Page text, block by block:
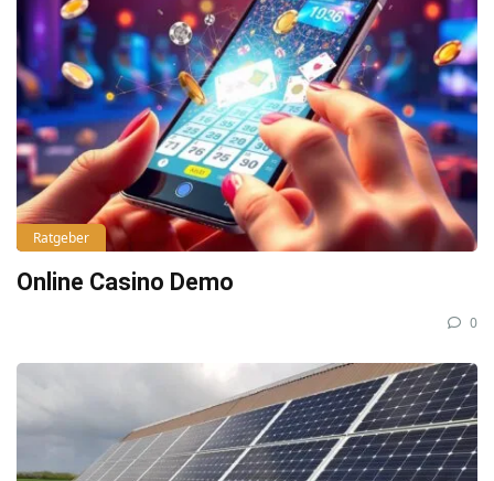
Ratgeber
Online Casino Demo
0